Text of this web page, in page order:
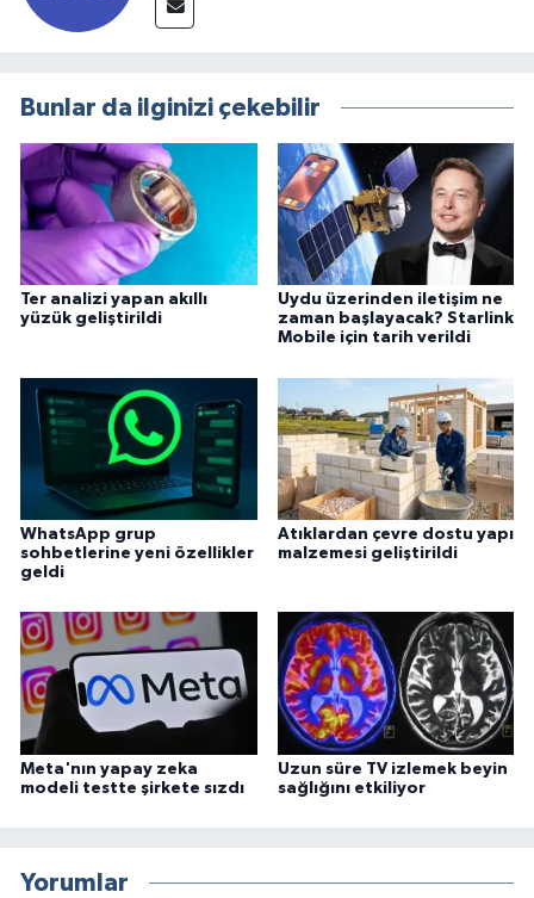
Bunlar da ilginizi çekebilir
Ter analizi yapan akıllı
yüzük geliştirildi
Uydu üzerinden iletişim ne
zaman başlayacak? Starlink
Mobile için tarih verildi
WhatsApp grup
sohbetlerine yeni özellikler
geldi
Atıklardan çevre dostu yapı
malzemesi geliştirildi
Meta'nın yapay zeka
modeli testte şirkete sızdı
Uzun süre TV izlemek beyin
sağlığını etkiliyor
Yorumlar